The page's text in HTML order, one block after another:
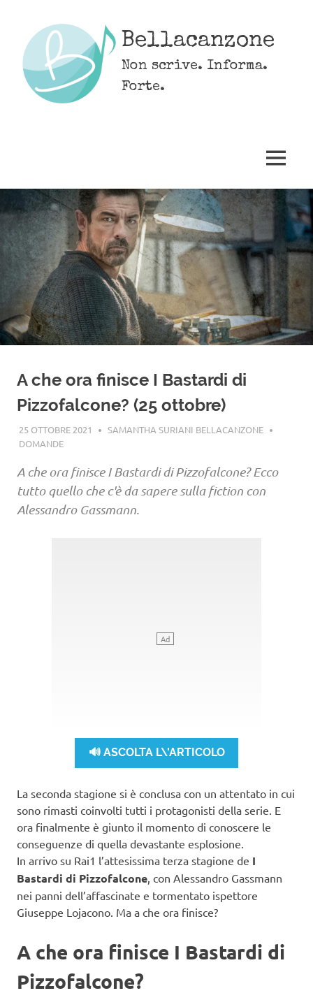
content
Bellacanzone
Non scrive. Informa.
Forte.
MENU
A che ora finisce I Bastardi di
Pizzofalcone? (25 ottobre)
25 OTTOBRE 2021
SAMANTHA SURIANI BELLACANZONE
DOMANDE
A che ora finisce I Bastardi di Pizzofalcone? Ecco
tutto quello che c'è da sapere sulla fiction con
Alessandro Gassmann.
🔊 ASCOLTA L\'ARTICOLO
La seconda stagione si è conclusa con un attentato in cui
sono rimasti coinvolti tutti i protagonisti della serie. E
ora finalmente è giunto il momento di conoscere le
conseguenze di quella devastante esplosione.
In arrivo su Rai1 l’attesissima terza stagione de I
Bastardi di Pizzofalcone , con Alessandro Gassmann
nei panni dell’affascinate e tormentato ispettore
Giuseppe Lojacono. Ma a che ora finisce?
A che ora finisce I Bastardi di
Pizzofalcone?